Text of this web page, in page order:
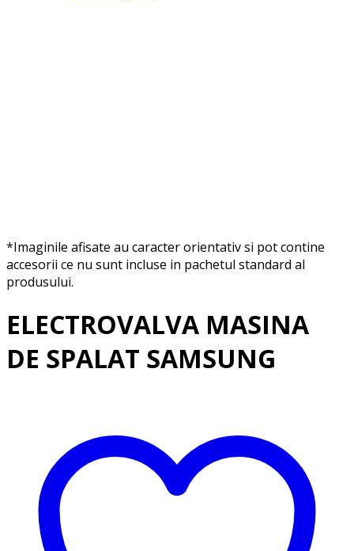
*Imaginile afisate au caracter orientativ si pot contine
accesorii ce nu sunt incluse in pachetul standard al
produsului.
ELECTROVALVA MASINA
DE SPALAT SAMSUNG